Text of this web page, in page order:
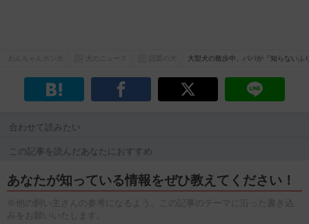
大型犬の散歩中、パパが『知らない
合わせて読みたい
この記事を読んだあなたにおすすめ
あなたが知っている情報をぜひ教えてください！
※他の飼い主さんの参考になるよう、この記事のテーマに沿った書き込
みをお願いいたします。